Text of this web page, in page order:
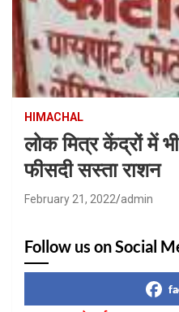
HIMACHAL
लोक मित्र केंद्रों में
फीसदी सस्ता राशन
February 21, 2022 admin
Follow us on Social